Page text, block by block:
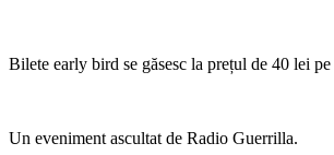
Bilete early bird se găsesc la prețul de 40 lei pe
Un eveniment ascultat de Radio Guerrilla.